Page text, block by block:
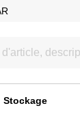
Stockage